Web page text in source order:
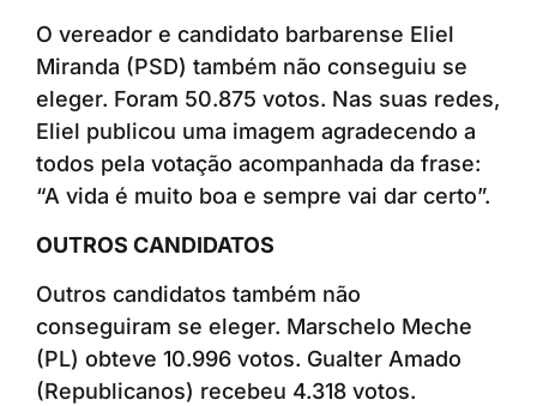
O vereador e candidato barbarense Eliel
Miranda (PSD) também não conseguiu se
eleger. Foram 50.875 votos. Nas suas redes,
Eliel publicou uma imagem agradecendo a
todos pela votação acompanhada da frase:
“A vida é muito boa e sempre vai dar certo”.
OUTROS CANDIDATOS
Outros candidatos também não
conseguiram se eleger. Marschelo Meche
(PL) obteve 10.996 votos. Gualter Amado
(Republicanos) recebeu 4.318 votos.